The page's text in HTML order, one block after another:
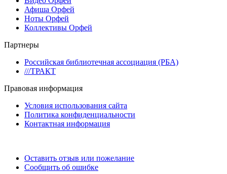
Афиша Орфей
Ноты Орфей
Коллективы Орфей
Партнеры
Российская библиотечная ассоциация (РБА)
///ТРАКТ
Правовая информация
Условия использования сайта
Политика конфиденциальности
Контактная информация
Оставить отзыв или пожелание
Сообщить об ошибке